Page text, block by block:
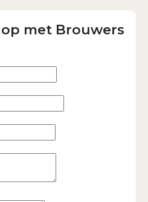
met Brouwers